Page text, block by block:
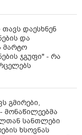
თავს დაესხნენ
და
მარტო
ჯგუფი" - რა
გმირები,
მონაწილეებმა
სანთლები
ხსოვნას